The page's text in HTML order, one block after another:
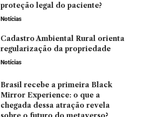
proteção legal do paciente?
Notícias
Cadastro Ambiental Rural orienta
regularização da propriedade
Notícias
Brasil recebe a primeira Black
Mirror Experience: o que a
chegada dessa atração revela